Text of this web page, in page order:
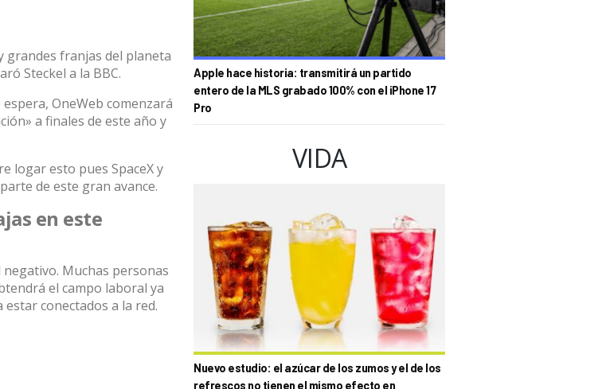
grandes franjas del planeta
Steckel a la BBC.
OneWeb comenzará
a finales de este año y
logar esto pues SpaceX y
de este gran avance.
en este
Muchas personas
el campo laboral ya
conectados a la red.
Apple hace historia: transmitirá un partido
entero de la MLS grabado 100% con el iPhone 17
Pro
VIDA
Nuevo estudio: el azúcar de los zumos y el de los
refrescos no tienen el mismo efecto en